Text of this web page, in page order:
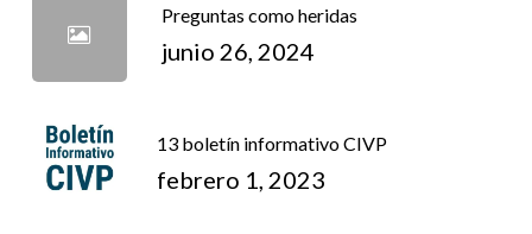
Preguntas como heridas
junio 26, 2024
13 boletín informativo CIVP
febrero 1, 2023